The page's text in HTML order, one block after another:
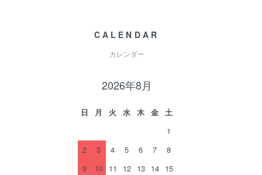
CALENDAR
カレンダー
2026年8月
日 月 火 水 木 金 土
1
2
3 4 5 6 7
8
9
10 11 12 13 14
15